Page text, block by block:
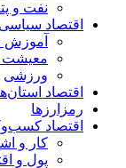
نفت و
اقتصاد
معیشت
ورزشی
اقتصاد
رمزارزها
اقتصاد
کار و
پول و